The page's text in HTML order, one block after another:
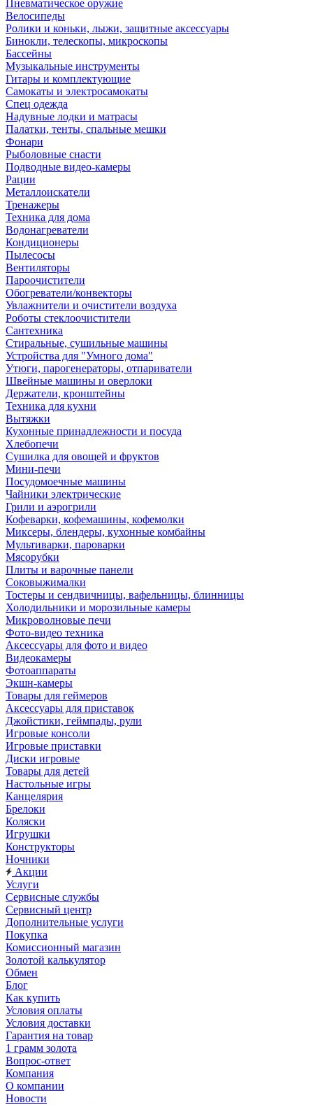
Пневматическое оружие
Велосипеды
Ролики и коньки, лыжи, защитные аксессуары
Бинокли, телескопы, микроскопы
Бассейны
Музыкальные инструменты
Гитары и комплектующие
Самокаты и электросамокаты
Спец одежда
Надувные лодки и матрасы
Палатки, тенты, спальные мешки
Фонари
Рыболовные снасти
Подводные видео-камеры
Рации
Металлоискатели
Тренажеры
Техника для дома
Водонагреватели
Кондиционеры
Пылесосы
Вентиляторы
Пароочистители
Обогреватели/конвекторы
Увлажнители и очистители воздуха
Роботы стеклоочистители
Сантехника
Стиральные, сушильные машины
Устройства для "Умного дома"
Утюги, парогенераторы, отпариватели
Швейные машины и оверлоки
Держатели, кронштейны
Техника для кухни
Вытяжки
Кухонные принадлежности и посуда
Хлебопечи
Сушилка для овощей и фруктов
Мини-печи
Посудомоечные машины
Чайники электрические
Грили и аэрогрили
Кофеварки, кофемашины, кофемолки
Миксеры, блендеры, кухонные комбайны
Мультиварки, пароварки
Мясорубки
Плиты и варочные панели
Соковыжималки
Тостеры и сендвичницы, вафельницы, блинницы
Холодильники и морозильные камеры
Микроволновые печи
Фото-видео техника
Аксессуары для фото и видео
Видеокамеры
Фотоаппараты
Экшн-камеры
Товары для геймеров
Аксессуары для приставок
Джойстики, геймпады, рули
Игровые консоли
Игровые приставки
Диски игровые
Товары для детей
Настольные игры
Канцелярия
Брелоки
Коляски
Игрушки
Конструкторы
Ночники
Акции
Услуги
Сервисные службы
Сервисный центр
Дополнительные услуги
Покупка
Комиссионный магазин
Золотой калькулятор
Обмен
Блог
Как купить
Условия оплаты
Условия доставки
Гарантия на товар
1 грамм золота
Вопрос-ответ
Компания
О компании
Новости